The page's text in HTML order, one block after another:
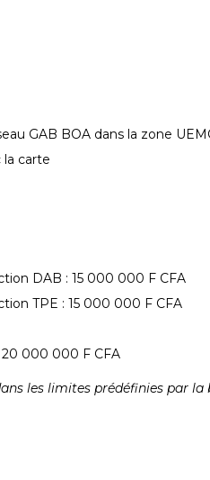
GAB BOA dans la zone
la carte
DAB : 15 000 000 F CFA
TPE : 15 000 000 F CFA
000 000 F CFA
les limites prédéfinies par la